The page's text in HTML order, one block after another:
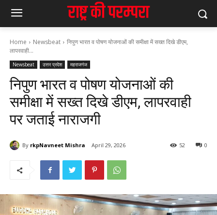
Home Newsbeat
निपुण भारत व पोषण योजनाओं की समीक्षा में सख्त दिखे डीएम,
लापरवाही...
Newsbeat उत्तर प्रदेश महराजगंज
निपुण भारत व पोषण योजनाओं की
समीक्षा में सख्त दिखे डीएम, लापरवाही
पर जताई नाराजगी
By rkpNavneet Mishra April 29, 2026 0
52